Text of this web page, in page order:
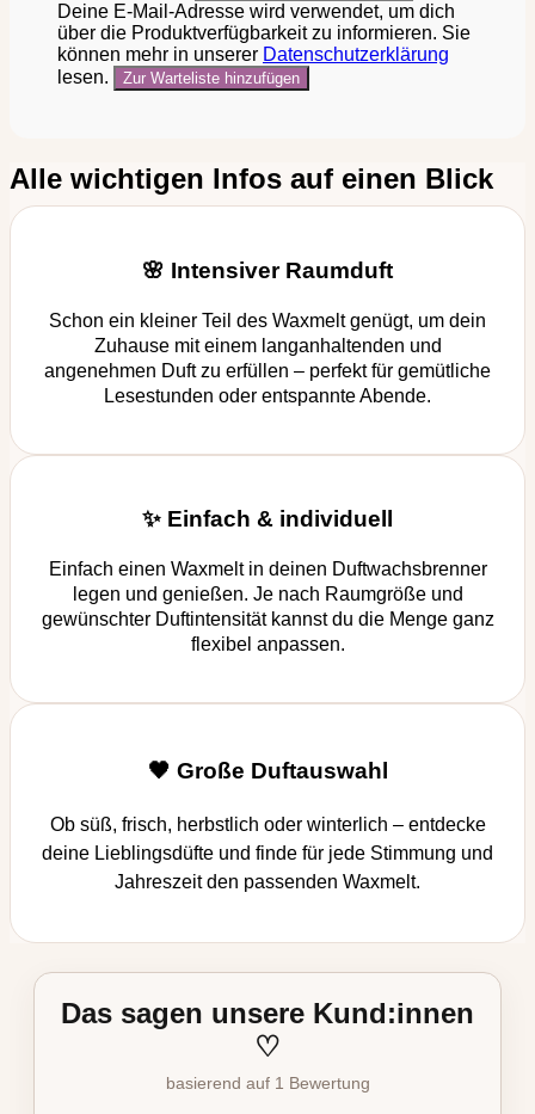
Deine E-Mail-Adresse wird verwendet, um dich
über die Produktverfügbarkeit zu informieren. Sie
können mehr in unserer Datenschutzerklärung
lesen.
Alle wichtigen Infos auf einen Blick
🌸 Intensiver Raumduft
Schon ein kleiner Teil des Waxmelt genügt, um dein
Zuhause mit einem langanhaltenden und
angenehmen Duft zu erfüllen – perfekt für gemütliche
Lesestunden oder entspannte Abende.
✨ Einfach & individuell
Einfach einen Waxmelt in deinen Duftwachsbrenner
legen und genießen. Je nach Raumgröße und
gewünschter Duftintensität kannst du die Menge ganz
flexibel anpassen.
🖤 Große Duftauswahl
Ob süß, frisch, herbstlich oder winterlich – entdecke
deine Lieblingsdüfte und finde für jede Stimmung und
Jahreszeit den passenden Waxmelt.
Das sagen unsere Kund:innen
♡
basierend auf 1 Bewertung